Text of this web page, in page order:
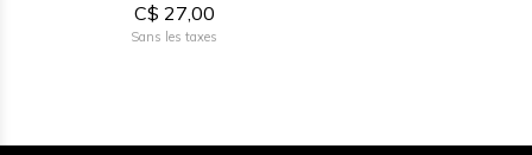
C$ 27,00
Sans les taxes